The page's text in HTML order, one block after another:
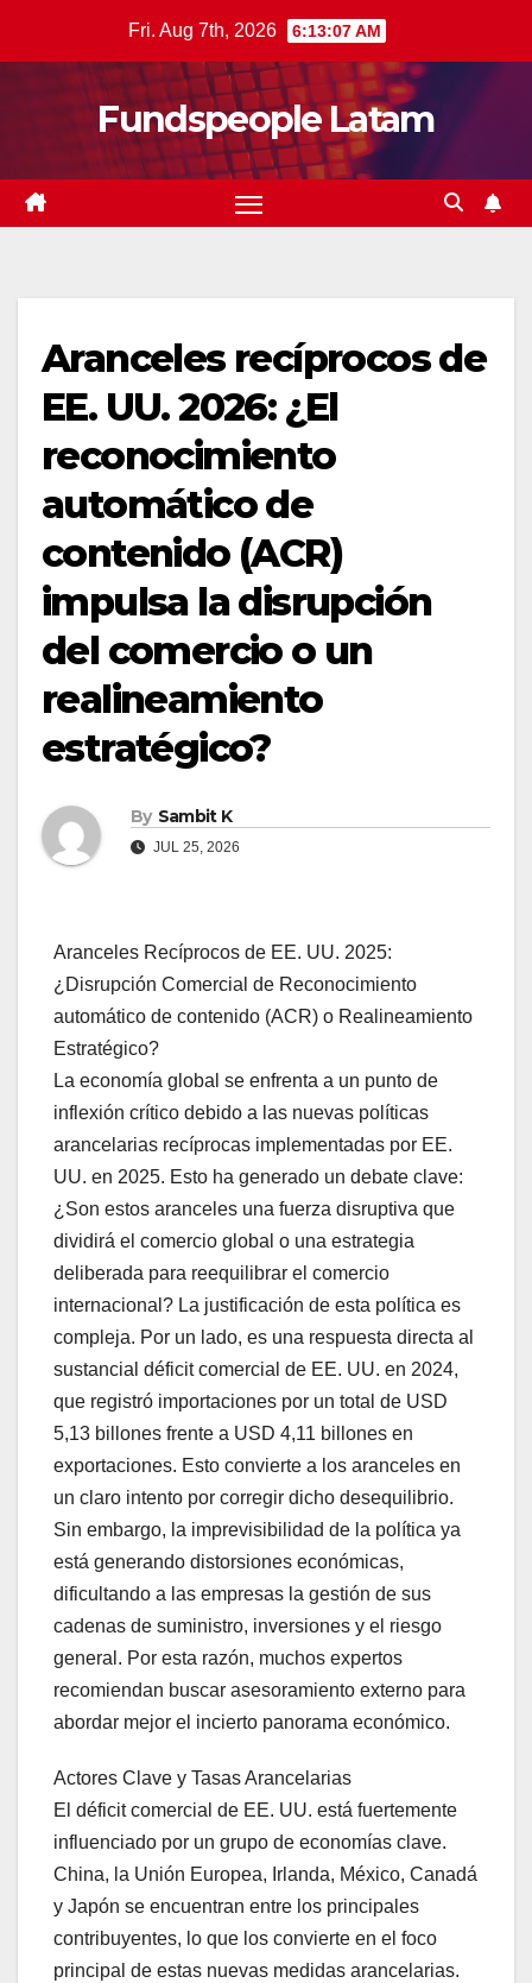
Fri. Aug 7th, 2026 6:13:08 AM
Fundspeople Latam
Aranceles recíprocos de
EE. UU. 2026: ¿El
reconocimiento
automático de
contenido (ACR)
impulsa la disrupción
del comercio o un
realineamiento
estratégico?
By Sambit K
JUL 25, 2026
Aranceles Recíprocos de EE. UU. 2025:
¿Disrupción Comercial de Reconocimiento
automático de contenido (ACR) o Realineamiento
Estratégico?
La economía global se enfrenta a un punto de
inflexión crítico debido a las nuevas políticas
arancelarias recíprocas implementadas por EE.
UU. en 2025. Esto ha generado un debate clave:
¿Son estos aranceles una fuerza disruptiva que
dividirá el comercio global o una estrategia
deliberada para reequilibrar el comercio
internacional? La justificación de esta política es
compleja. Por un lado, es una respuesta directa al
sustancial déficit comercial de EE. UU. en 2024,
que registró importaciones por un total de USD
5,13 billones frente a USD 4,11 billones en
exportaciones. Esto convierte a los aranceles en
un claro intento por corregir dicho desequilibrio.
Sin embargo, la imprevisibilidad de la política ya
está generando distorsiones económicas,
dificultando a las empresas la gestión de sus
cadenas de suministro, inversiones y el riesgo
general. Por esta razón, muchos expertos
recomiendan buscar asesoramiento externo para
abordar mejor el incierto panorama económico.
Actores Clave y Tasas Arancelarias
El déficit comercial de EE. UU. está fuertemente
influenciado por un grupo de economías clave.
China, la Unión Europea, Irlanda, México, Canadá
y Japón se encuentran entre los principales
contribuyentes, lo que los convierte en el foco
principal de estas nuevas medidas arancelarias.